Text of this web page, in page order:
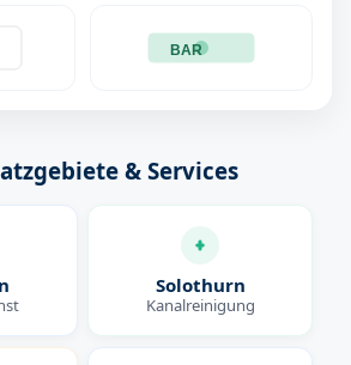
BAR
& Services
Solothurn
Kanalreinigung